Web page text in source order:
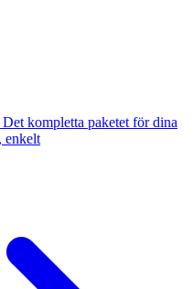
Det kompletta paketet för dina
enkelt